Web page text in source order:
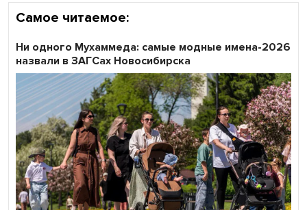
Самое читаемое:
Ни одного Мухаммеда: самые модные имена-2026
назвали в ЗАГСах Новосибирска